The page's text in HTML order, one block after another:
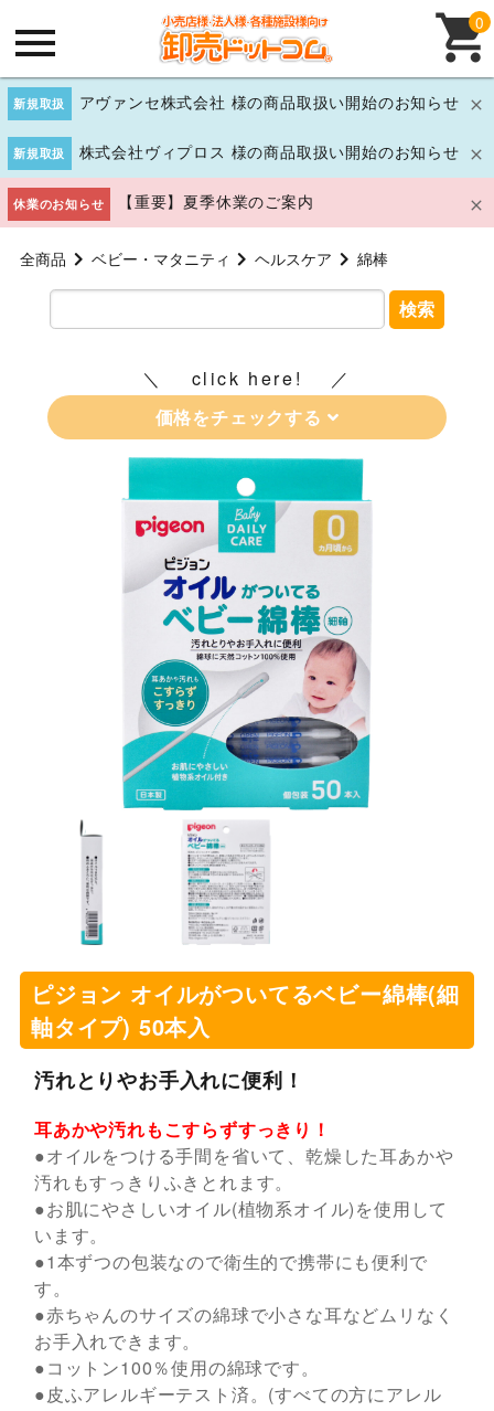
新規取扱 アヴァンセ株式会社 様の商品取扱い開始のお知らせ
新規取扱 株式会社ヴィプロス 様の商品取扱い開始のお知らせ
休業のお知らせ 【重要】夏季休業のご案内
0
全商品 ベビー・マタニティ ヘルスケア 綿棒
検索
click here!
価格をチェックする
ピジョン オイルがついてるベビー綿棒(細
軸タイプ) 50本入
汚れとりやお手入れに便利！
耳あかや汚れもこすらずすっきり！
●オイルをつける手間を省いて、乾燥した耳あかや
汚れもすっきりふきとれます。
●お肌にやさしいオイル(植物系オイル)を使用して
います。
●1本ずつの包装なので衛生的で携帯にも便利で
す。
●赤ちゃんのサイズの綿球で小さな耳などムリなく
お手入れできます。
●コットン100％使用の綿球です。
●皮ふアレルギーテスト済。(すべての方にアレル